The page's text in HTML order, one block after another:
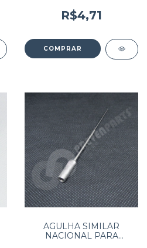
(PEDIDO MÍNIMO 100
UNIDADES)
R$4,71
AGULHA SIMILAR
NACIONAL PARA